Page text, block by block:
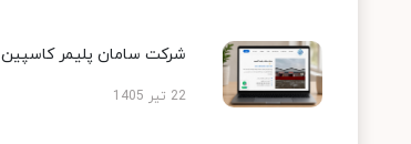
شرکت سامان پلیمر کاسپین
22 تیر 1405